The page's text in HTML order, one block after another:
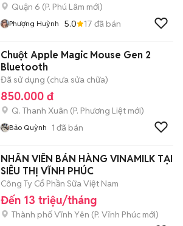
Quận 6 (P. Phú Lâm mới)
Phượng Huỳnh 5.0 17 đã bán
Chuột Apple Magic Mouse Gen 2
Bluetooth
Đã sử dụng (chưa sửa chữa)
850.000 đ
Q. Thanh Xuân (P. Phương Liệt mới)
Bảo Quỳnh 1 đã bán
NHÂN VIÊN BÁN HÀNG VINAMILK TẠI
SIÊU THỊ VĨNH PHÚC
Công Ty Cổ Phần Sữa Việt Nam
Đến 13 triệu/tháng
Thành phố Vĩnh Yên (P. Vĩnh Phúc mới)